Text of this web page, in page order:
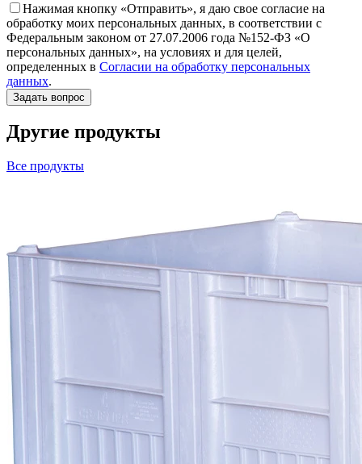
Нажимая кнопку «Отправить», я даю свое согласие на
обработку моих персональных данных, в соответствии с
Федеральным законом от 27.07.2006 года №152-ФЗ «О
персональных данных», на условиях и для целей,
определенных в Согласии на обработку персональных
данных.
Другие продукты
Все продукты